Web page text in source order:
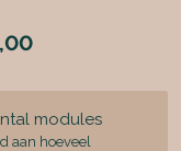
modules
aan hoeveel